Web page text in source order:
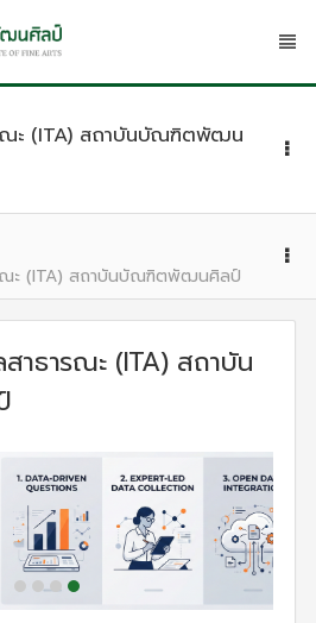
ณะ (ITA) สถาบันบัณฑิตพัฒน
ณะ (ITA) สถาบันบัณฑิตพัฒนศิลป์
สาธารณะ (ITA) สถาบัน